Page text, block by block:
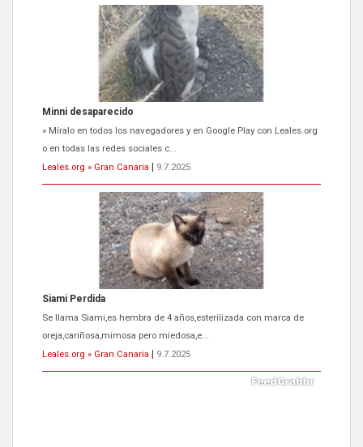
Minni desaparecido
» Míralo en todos los navegadores y en Google Play con Leales.org
o en todas las redes sociales c...
Leales.org » Gran Canaria
9.7.2025
Siami Perdida
Se llama Siami,es hembra de 4 años,esterilizada con marca de
oreja,cariñosa,mimosa pero miedosa,e...
Leales.org » Gran Canaria
9.7.2025